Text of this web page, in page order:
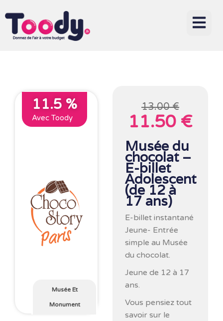
11.5 %
Avec Toody
Musée Et
Monument
13.00 €
11.50 €
Musée du
chocolat –
E-billet
Adolescent
(de 12 à
17 ans)
E-billet instantané
Jeune- Entrée
simple au Musée
du chocolat.
Jeune de 12 à 17
ans.
Vous pensiez tout
savoir sur le